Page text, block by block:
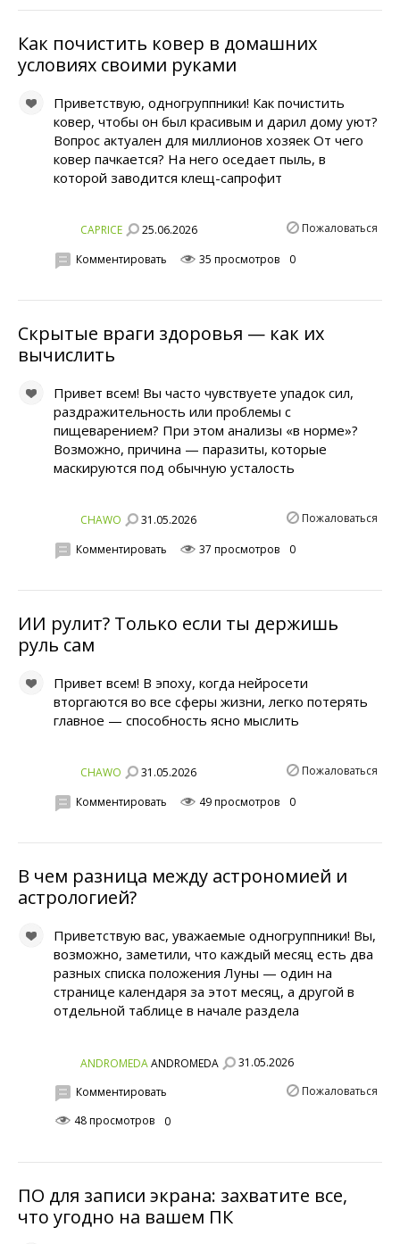
Как почистить ковер в домашних
условиях своими руками
Приветствую, одногруппники! Как почистить
ковер, чтобы он был красивым и дарил дому уют?
Вопрос актуален для миллионов хозяек От чего
ковер пачкается? На него оседает пыль, в
которой заводится клещ-сапрофит
CAPRICE 25.06.2026 Пожаловаться
Комментировать 35 просмотров 0
Скрытые враги здоровья — как их
вычислить
Привет всем! Вы часто чувствуете упадок сил,
раздражительность или проблемы с
пищеварением? При этом анализы «в норме»?
Возможно, причина — паразиты, которые
маскируются под обычную усталость
CHAWO 31.05.2026 Пожаловаться
Комментировать 37 просмотров 0
ИИ рулит? Только если ты держишь
руль сам
Привет всем! В эпоху, когда нейросети
вторгаются во все сферы жизни, легко потерять
главное — способность ясно мыслить
CHAWO 31.05.2026 Пожаловаться
Комментировать 49 просмотров 0
В чем разница между астрономией и
астрологией?
Приветствую вас, уважаемые одногруппники! Вы,
возможно, заметили, что каждый месяц есть два
разных списка положения Луны — один на
странице календаря за этот месяц, а другой в
отдельной таблице в начале раздела
ANDROMEDA ANDROMEDA
31.05.2026
Пожаловаться
Комментировать
48 просмотров
0
ПО для записи экрана: захватите все,
что угодно на вашем ПК